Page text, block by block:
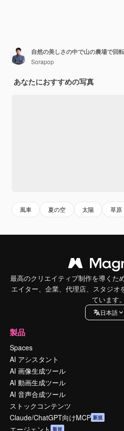
Sorapop
あなたにおすすめの写真
風車 夏の空 太陽 草原
最高のクリエイティブ制作を導くた
エイター、企業、代理店、スタジオ
ています。
日本語
製品
Spaces
AI アシスタント
AI 画像生成ツール
AI 動画生成ツール
AI 音声合成ツール
ストックコンテンツ
Claude/ChatGPT向けMCP 新規
エージェント 新規